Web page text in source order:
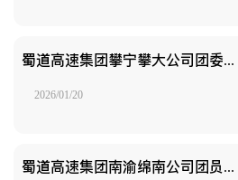
蜀道高速集团攀宁攀大公司团委开展“高效查验暖农心 绿通畅行助增收”志愿服务活动
2026/01/20
蜀道高速集团南渝绵南公司团员青年志愿服务绘就元旦出行暖景